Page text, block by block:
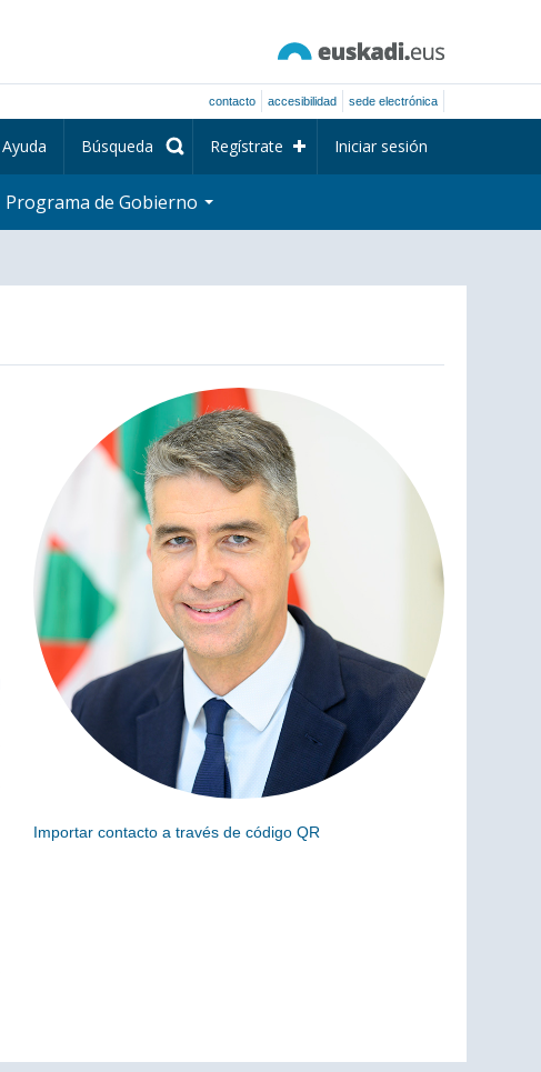
contacto accesibilidad sede electrónica
Ayuda Búsqueda Regístrate Iniciar sesión
Programa de Gobierno
Importar contacto a través de código QR